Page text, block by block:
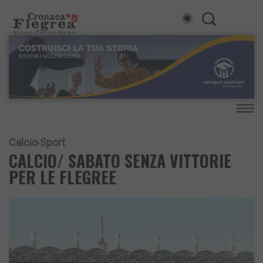
Calcio Sport
CALCIO/ SABATO SENZA VITTORIE
PER LE FLEGREE